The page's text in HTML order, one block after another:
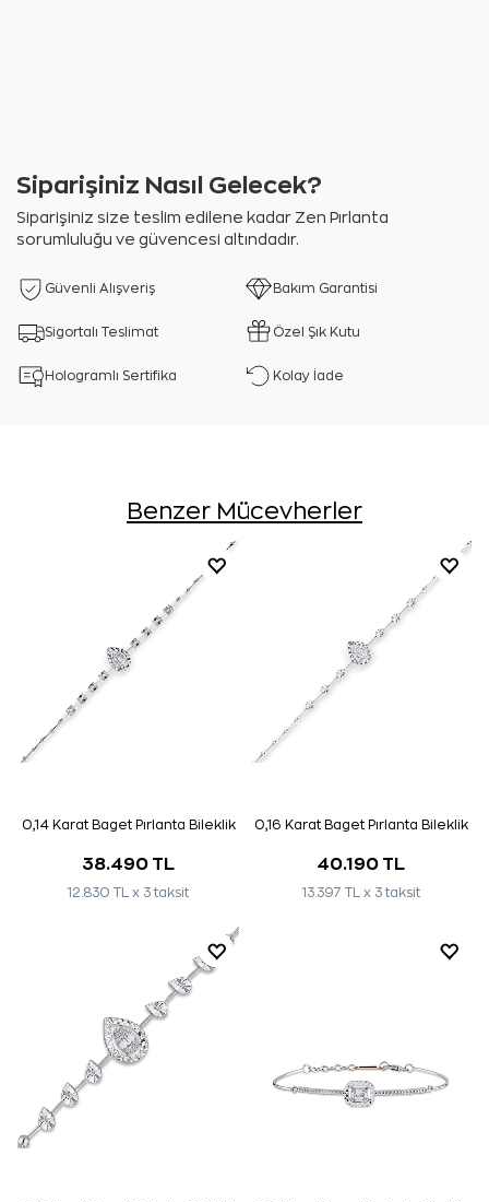
Siparişiniz Nasıl Gelecek?
Siparişiniz size teslim edilene kadar Zen Pırlanta
sorumluluğu ve güvencesi altındadır.
Güvenli Alışveriş Bakım Garantisi
Sigortalı Teslimat Özel Şık Kutu
Hologramlı Sertifika Kolay İade
Benzer Mücevherler
0,14 Karat Baget Pırlanta Bileklik
38.490 TL
12.830 TL x 3 taksit
0,16 Karat Baget Pırlanta Bileklik
40.190 TL
13.397 TL x 3 taksit